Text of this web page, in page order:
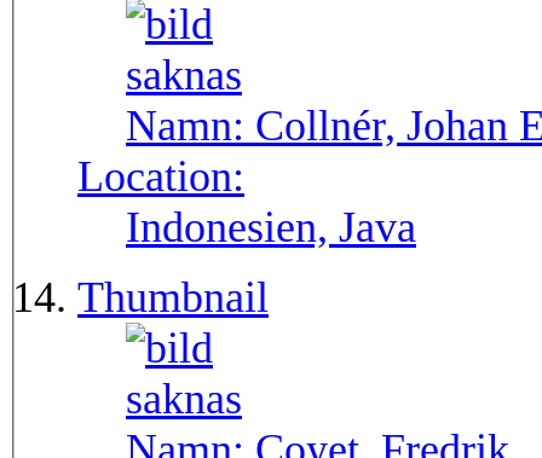
Namn: Collnér, Johan
Location:
Indonesien, Java
Thumbnail